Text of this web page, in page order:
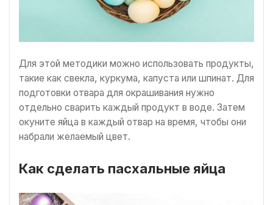
Для этой методики можно использовать продукты,
такие как свекла, куркума, капуста или шпинат. Для
подготовки отвара для окрашивания нужно
отдельно сварить каждый продукт в воде. Затем
окуните яйца в каждый отвар на время, чтобы они
набрали желаемый цвет.
Как сделать пасхальные яйца